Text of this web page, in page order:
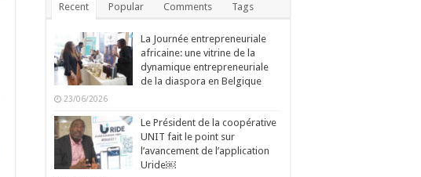
Recent Popular Comments Tags
La Journée entrepreneuriale
africaine: une vitrine de la
dynamique entrepreneuriale
de la diaspora en Belgique
23/06/2026
Le Président de la coopérative
UNIT fait le point sur
l’avancement de l’application
Uride￼